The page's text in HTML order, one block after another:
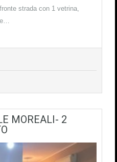
strada con 1 vetrina,
MOREALI- 2